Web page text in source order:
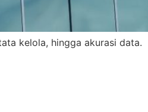
kelola, hingga akurasi data.